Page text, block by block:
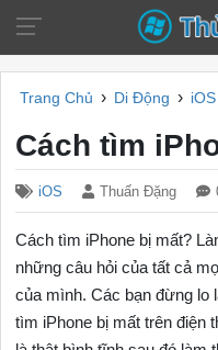
Trang Chủ › Di Động › iOS
Cách tìm
iOS Thuấn Đặng
Cách tìm iPhone bị mất?
những câu hỏi của tất cả
của mình. Các bạn đừng lo
tìm iPhone bị mất trên điện